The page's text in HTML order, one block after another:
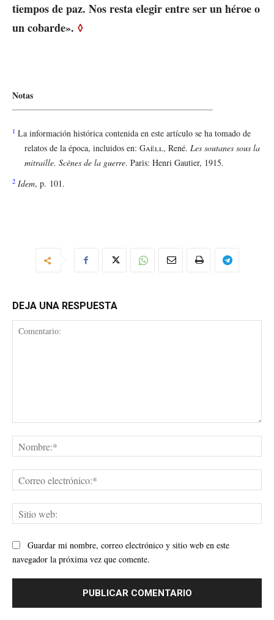
tiempos de paz. Nos resta elegir entre ser un héroe o
un cobarde». ◊
Notas
1 La información histórica contenida en este artículo se ha tomado de
relatos de la época, incluidos en: Gaëll, René. Les soutanes sous la
mitraille. Scènes de la guerre. Paris: Henri Gautier, 1915.
2 Idem, p. 101.
DEJA UNA RESPUESTA
Guardar mi nombre, correo electrónico y sitio web en este
navegador la próxima vez que comente.